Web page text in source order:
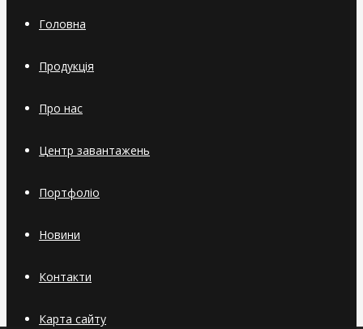
Головна
Продукція
Про нас
Центр завантажень
Портфоліо
Новини
Контакти
Карта сайту